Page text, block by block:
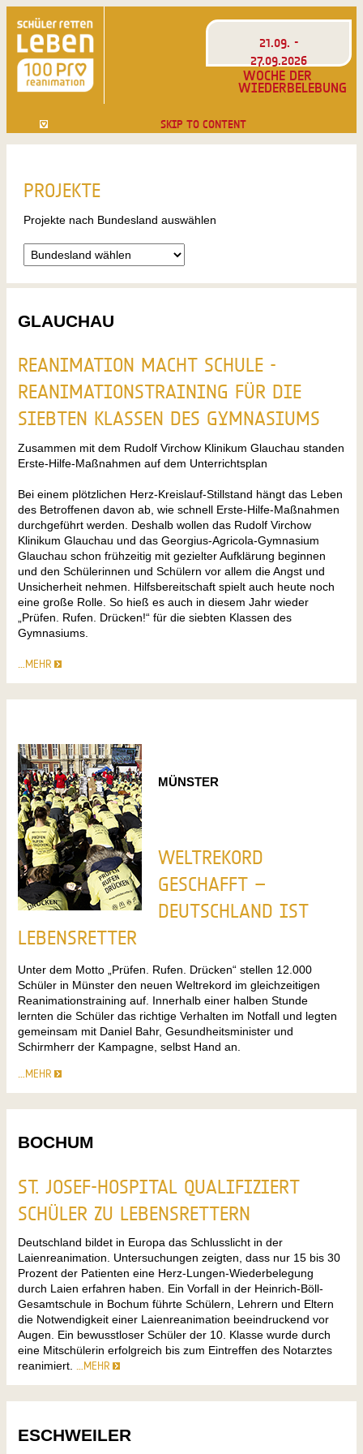
21.09. -
27.09.2026
WOCHE DER
WIEDERBELEBUNG
SKIP TO CONTENT
PROJEKTE
Projekte nach Bundesland auswählen
GLAUCHAU
REANIMATION MACHT SCHULE -
REANIMATIONSTRAINING FÜR DIE
SIEBTEN KLASSEN DES GYMNASIUMS
Zusammen mit dem Rudolf Virchow Klinikum Glauchau standen
Erste-Hilfe-Maßnahmen auf dem Unterrichtsplan
Bei einem plötzlichen Herz-Kreislauf-Stillstand hängt das Leben
des Betroffenen davon ab, wie schnell Erste-Hilfe-Maßnahmen
durchgeführt werden. Deshalb wollen das Rudolf Virchow
Klinikum Glauchau und das Georgius-Agricola-Gymnasium
Glauchau schon frühzeitig mit gezielter Aufklärung beginnen
und den Schülerinnen und Schülern vor allem die Angst und
Unsicherheit nehmen. Hilfsbereitschaft spielt auch heute noch
eine große Rolle. So hieß es auch in diesem Jahr wieder
„Prüfen. Rufen. Drücken!“ für die siebten Klassen des
Gymnasiums.
…MEHR
MÜNSTER
WELTREKORD
GESCHAFFT –
DEUTSCHLAND IST
LEBENSRETTER
Unter dem Motto „Prüfen. Rufen. Drücken“ stellen 12.000
Schüler in Münster den neuen Weltrekord im gleichzeitigen
Reanimationstraining auf. Innerhalb einer halben Stunde
lernten die Schüler das richtige Verhalten im Notfall und legten
gemeinsam mit Daniel Bahr, Gesundheitsminister und
Schirmherr der Kampagne, selbst Hand an.
…MEHR
BOCHUM
ST. JOSEF-HOSPITAL QUALIFIZIERT
SCHÜLER ZU LEBENSRETTERN
Deutschland bildet in Europa das Schlusslicht in der
Laienreanimation. Untersuchungen zeigten, dass nur 15 bis 30
Prozent der Patienten eine Herz-Lungen-Wiederbelegung
durch Laien erfahren haben. Ein Vorfall in der Heinrich-Böll-
Gesamtschule in Bochum führte Schülern, Lehrern und Eltern
die Notwendigkeit einer Laienreanimation beeindruckend vor
Augen. Ein bewusstloser Schüler der 10. Klasse wurde durch
eine Mitschülerin erfolgreich bis zum Eintreffen des Notarztes
reanimiert. …MEHR
ESCHWEILER